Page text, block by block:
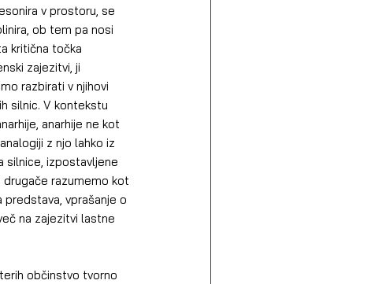
v prostoru, se
ob tem pa nosi
kritična točka
zajezitvi, ji
razbirati v njihovi
silnic. V kontekstu
anarhije ne kot
z njo lahko iz
silnice, izpostavljene
razumemo kot
vprašanje o
na zajezitvi lastne
občinstvo tvorno